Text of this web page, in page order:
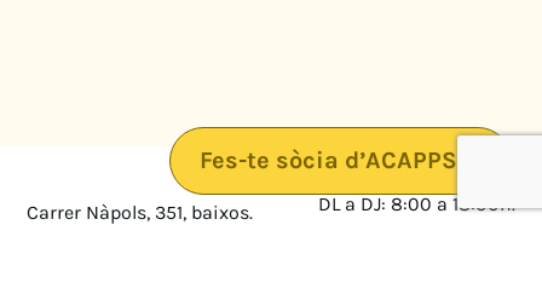
Fes-te sòcia d’ACAPPS
Carrer Nàpols, 351, baixos.
08025 · Barcelona
DL a DJ: 8:00 a 18:00h.